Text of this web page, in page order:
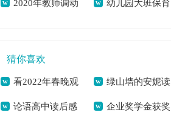
文共2045字]
经营合同[本文共 结[本文共5833字]
2020年教师调动
字]
幼儿园大班保育
共6112字]
猜你喜欢
看2022年春晚观
后感600字作文素材
绿山墙的安妮读
后感六年级学生[本
论语高中读后感 企业奖学金获奖